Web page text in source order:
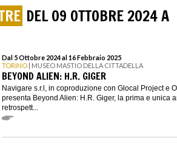
DEL 09 OTTOBRE 2024 A
Dal 5 Ottobre 2024 al 16 Febbraio 2025
TORINO | MUSEO MASTIO DELLA CITTADELLA
BEYOND ALIEN: H.R. GIGER
Navigare s.r.l, in coproduzione con Glocal Project e
presenta Beyond Alien: H.R. Giger, la prima e unica
retrospett...